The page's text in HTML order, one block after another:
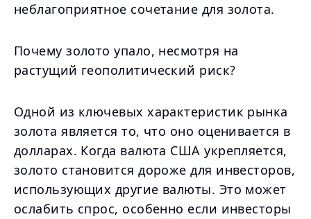
неблагоприятное сочетание для золота.
Почему золото упало, несмотря на
растущий геополитический риск?
Одной из ключевых характеристик рынка
золота является то, что оно оценивается в
долларах. Когда валюта США укрепляется,
золото становится дороже для инвесторов,
использующих другие валюты. Это может
ослабить спрос, особенно если инвесторы